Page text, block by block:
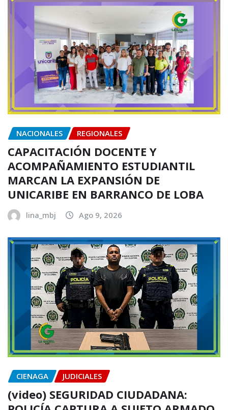
NACIONALES REGIONALES
CAPACITACIÓN DOCENTE Y
ACOMPAÑAMIENTO ESTUDIANTIL
MARCAN LA EXPANSIÓN DE
UNICARIBE EN BARRANCO DE LOBA
lina_mbj Ago 9, 2026
CIENAGA JUDICIALES
(video) SEGURIDAD CIUDADANA: